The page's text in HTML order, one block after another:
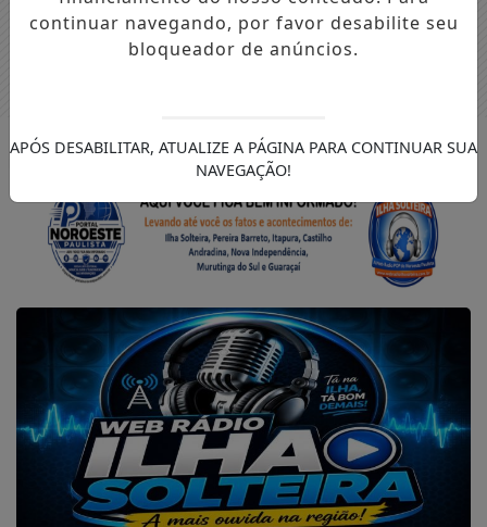
Entrar
continuar navegando, por favor desabilite seu
bloqueador de anúncios.
APÓS DESABILITAR, ATUALIZE A PÁGINA PARA CONTINUAR SUA
NAVEGAÇÃO!